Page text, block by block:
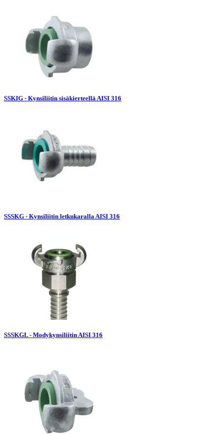
SSKIG - Kynsiliitin sisäkierteellä AISI 316
SSSKG - Kynsiliitin letkukaralla AISI 316
SSSKGL - Modykynsiliitin AISI 316